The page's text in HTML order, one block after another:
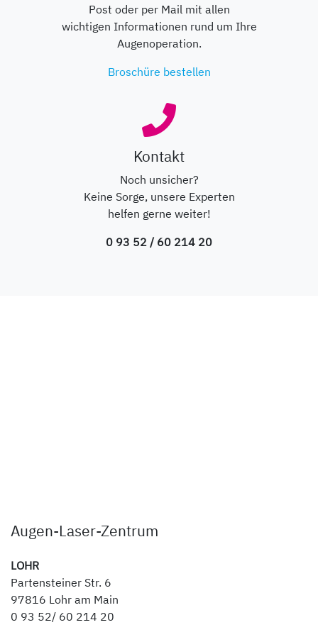
Post oder per Mail mit allen
wichtigen Informationen rund um Ihre
Augenoperation.
Broschüre bestellen
Kontakt
Noch unsicher?
Keine Sorge, unsere Experten
helfen gerne weiter!
0 93 52 / 60 214 20
Augen-Laser-Zentrum
LOHR
Partensteiner Str. 6
97816 Lohr am Main
0 93 52/ 60 214 20